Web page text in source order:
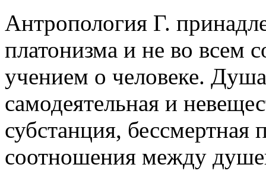
Антропология Г.
платонизма и не во всем
учением о человеке.
самодеятельная и
субстанция,
соотношения между